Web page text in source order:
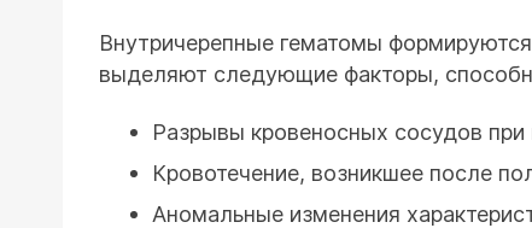
Внутричерепные гематомы
выделяют следующие факторы,
Разрывы кровеносных сосудов
Кровотечение, возникшее после
Аномальные изменения